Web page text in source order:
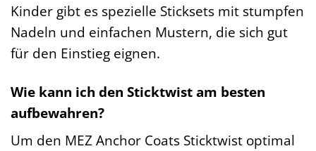
Kinder gibt es spezielle Sticksets mit stumpfen
Nadeln und einfachen Mustern, die sich gut
für den Einstieg eignen.
Wie kann ich den Sticktwist am besten
aufbewahren?
Um den MEZ Anchor Coats Sticktwist optimal